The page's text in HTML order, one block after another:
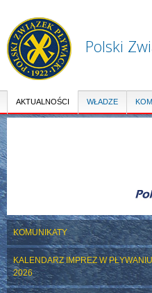
Polski
AKTUALNOŚCI WŁADZE
KOMUNIKATY
KALENDARZ IMPREZ W
2026